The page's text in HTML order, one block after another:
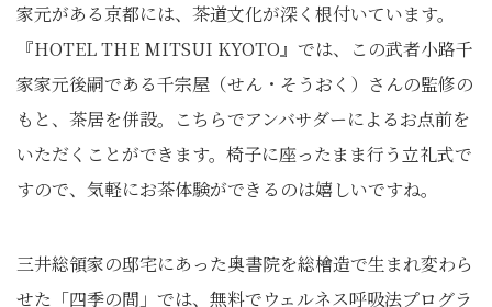
家元がある京都には、茶道文化が深く根付いています。
『HOTEL THE MITSUI KYOTO』では、この武者小路千
家家元後嗣である千宗屋（せん・そうおく）さんの監修の
もと、茶居を併設。こちらでアンバサダーによるお点前を
いただくことができます。椅子に座ったまま行う立礼式で
すので、気軽にお茶体験ができるのは嬉しいですね。
三井総領家の邸宅にあった奥書院を総檜造で生まれ変わら
せた「四季の間」では、無料でウェルネス呼吸法プログラ